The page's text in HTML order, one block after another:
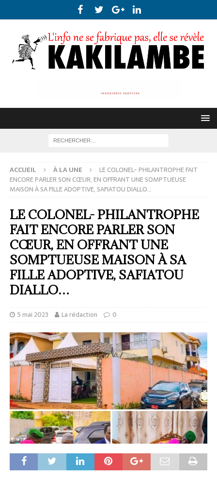
ACCUEIL À LA UNE
LE COLONEL- PHILANTROPHE FAIT
ENCORE PARLER SON CŒUR, EN OFFRANT UNE SOMPTUEUSE
MAISON À SA FILLE ADOPTIVE, SAFIATOU DIALLO…
LE COLONEL- PHILANTROPHE
FAIT ENCORE PARLER SON
CŒUR, EN OFFRANT UNE
SOMPTUEUSE MAISON À SA
FILLE ADOPTIVE, SAFIATOU
DIALLO…
5 mai 2023 La rédaction 0